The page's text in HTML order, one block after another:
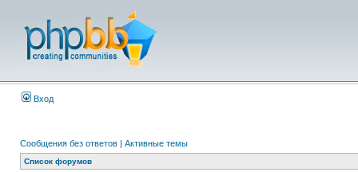
Вход
Сообщения без ответов | Активные темы
Список форумов